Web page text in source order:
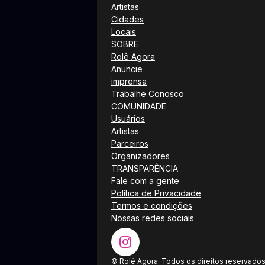
Artistas
Cidades
Locais
SOBRE
Rolê Agora
Anuncie
imprensa
Trabalhe Conosco
COMUNIDADE
Usuários
Artistas
Parceiros
Organizadores
TRANSPARÊNCIA
Fale com a gente
Política de Privacidade
Termos e condições
Nossas redes sociais
© Rolê Agora. Todos os direitos